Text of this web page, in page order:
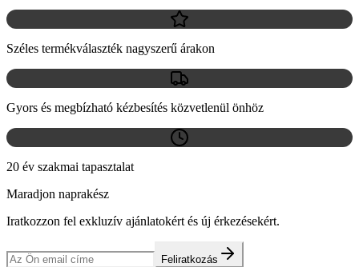
Széles termékválaszték nagyszerű árakon
Gyors és megbízható kézbesítés közvetlenül önhöz
20 év szakmai tapasztalat
Maradjon naprakész
Iratkozzon fel exkluzív ajánlatokért és új érkezésekért.
Feliratkozás